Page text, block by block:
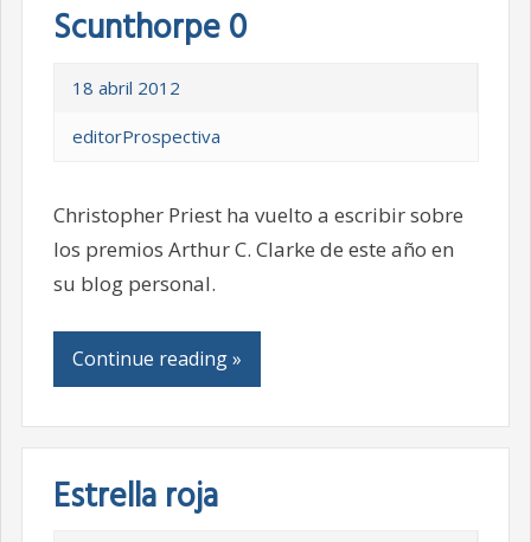
Scunthorpe 0
18 abril 2012
editorProspectiva
Christopher Priest ha vuelto a escribir sobre
los premios Arthur C. Clarke de este año en
su blog personal.
Continue reading »
Estrella roja